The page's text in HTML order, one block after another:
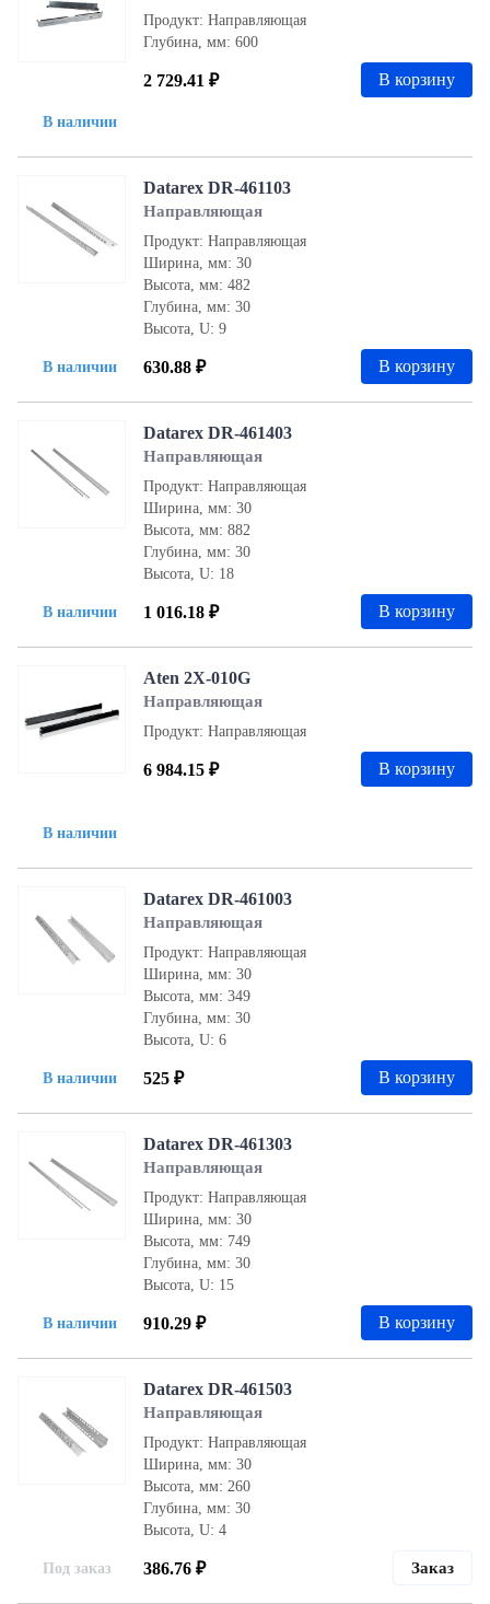
В наличии
Продукт: Направляющая
Глубина, мм: 600
2 729.41 ₽ В корзину
В наличии
Datarex DR-461103
Направляющая
Продукт: Направляющая
Ширина, мм: 30
Высота, мм: 482
Глубина, мм: 30
Высота, U: 9
630.88 ₽ В корзину
В наличии
Datarex DR-461403
Направляющая
Продукт: Направляющая
Ширина, мм: 30
Высота, мм: 882
Глубина, мм: 30
Высота, U: 18
1 016.18 ₽ В корзину
В наличии
Aten 2X-010G
Направляющая
Продукт: Направляющая
6 984.15 ₽ В корзину
В наличии
Datarex DR-461003
Направляющая
Продукт: Направляющая
Ширина, мм: 30
Высота, мм: 349
Глубина, мм: 30
Высота, U: 6
525 ₽ В корзину
В наличии
Datarex DR-461303
Направляющая
Продукт: Направляющая
Ширина, мм: 30
Высота, мм: 749
Глубина, мм: 30
Высота, U: 15
910.29 ₽ В корзину
Под заказ
Datarex DR-461503
Направляющая
Продукт: Направляющая
Ширина, мм: 30
Высота, мм: 260
Глубина, мм: 30
Высота, U: 4
386.76 ₽ Заказ